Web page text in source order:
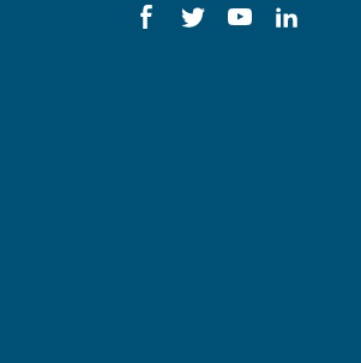
On
facebook
On
On
On